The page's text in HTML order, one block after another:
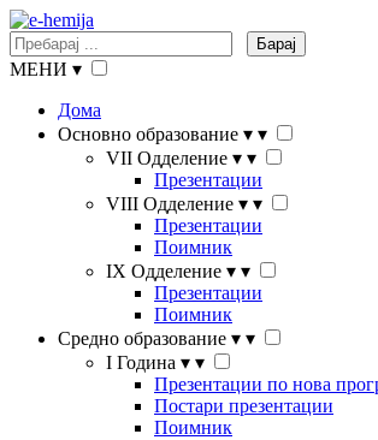
Барај
МЕНИ ▾
Дома
Основно образование ▾ ▾
VII Одделение ▾ ▾
Презентации
VIII Одделение ▾ ▾
Презентации
Поимник
IX Одделение ▾ ▾
Презентации
Поимник
Средно образование ▾ ▾
I Година ▾ ▾
Презентации по нова
Постари презентации
Поимник